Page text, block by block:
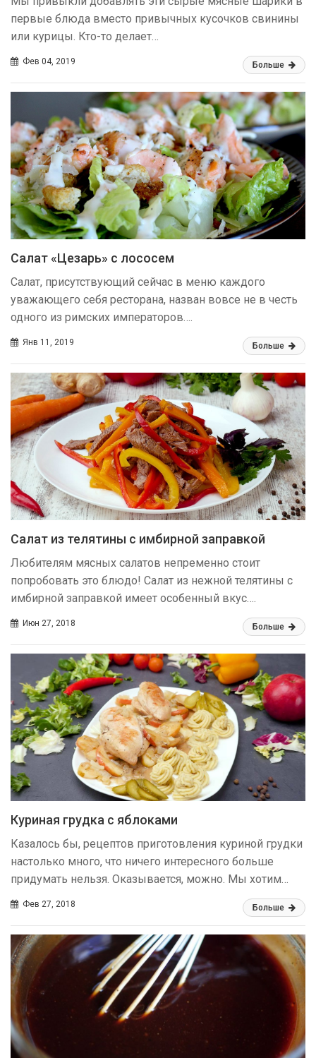
первые блюда вместо привычных кусочков свинины
или курицы. Кто-то делает…
Фев 04, 2019 Больше
Салат «Цезарь» с лососем
Салат, присутствующий сейчас в меню каждого
уважающего себя ресторана, назван вовсе не в честь
одного из римских императоров….
Янв 11, 2019 Больше
Салат из телятины с имбирной заправкой
Любителям мясных салатов непременно стоит
попробовать это блюдо! Салат из нежной телятины с
имбирной заправкой имеет особенный вкус….
Июн 27, 2018 Больше
Куриная грудка с яблоками
Казалось бы, рецептов приготовления куриной грудки
настолько много, что ничего интересного больше
придумать нельзя. Оказывается, можно. Мы хотим…
Фев 27, 2018 Больше